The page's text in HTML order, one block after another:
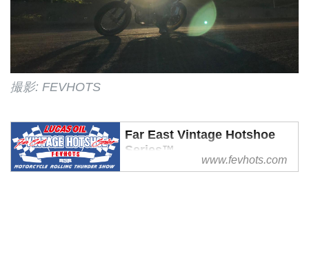
撮影: FEVHOTS
Far East Vintage Hotshoe
Series™
www.fevhots.com